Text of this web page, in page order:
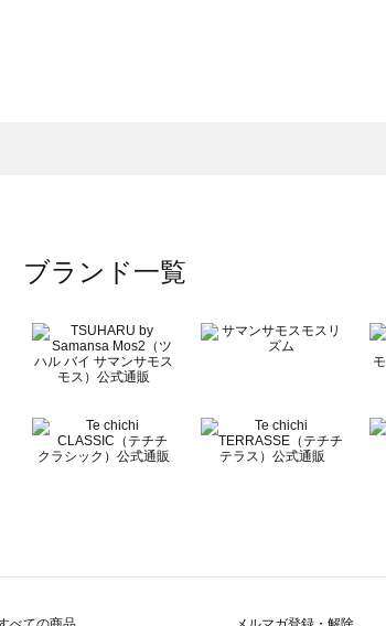
ブランド一覧